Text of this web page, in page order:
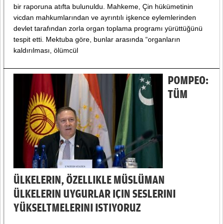
bir raporuna atıfta bulunuldu. Mahkeme, Çin hükümetinin
vicdan mahkumlarından ve ayrıntılı işkence eylemlerinden
devlet tarafından zorla organ toplama programı yürüttüğünü
tespit etti. Mektuba göre, bunlar arasında “organların
kaldırılması, ölümcül
POMPEO:
TÜM
ÜLKELERIN, ÖZELLIKLE MÜSLÜMAN
ÜLKELERIN UYGURLAR IÇIN SESLERINI
YÜKSELTMELERINI ISTIYORUZ